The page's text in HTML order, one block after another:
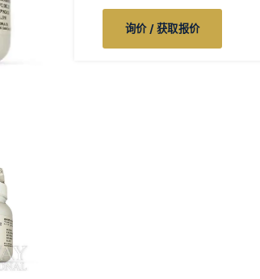
询价 / 获取报价